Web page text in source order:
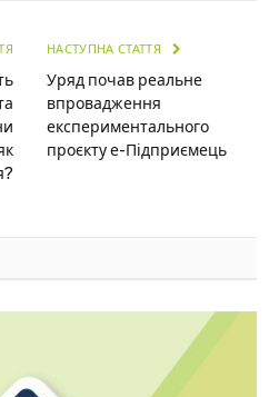
НАСТУПНА СТАТТЯ
Уряд почав реальне
впровадження
експериментального
проєкту е-Підприємець